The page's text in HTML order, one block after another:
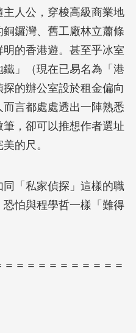
人公，穿梭高級商業地
鑼灣、舊工廠林立蕭條
的香港遊。甚至乎冰室
」（現在已易名為「港
的辦公室設於租金偏向
言都處處透出一陣熟悉
，卻可以推想作者選址
的尺。
「私家偵探」這樣的職
怕與程學哲一樣「難得
＝＝＝＝＝＝＝＝＝＝